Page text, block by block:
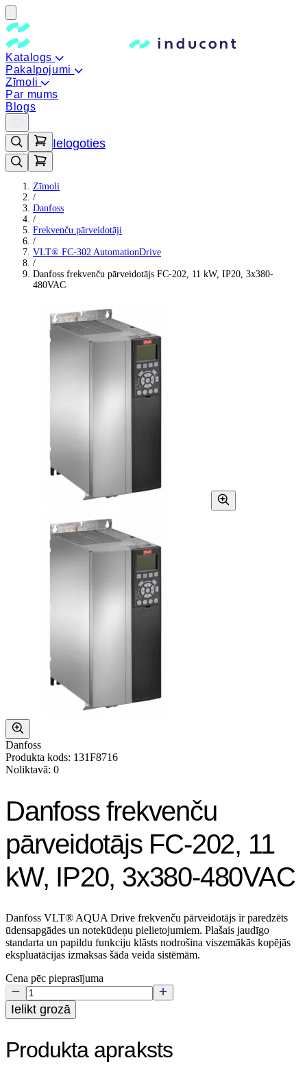
Katalogs
Pakalpojumi
Zīmoli
Par mums
Blogs
Ielogoties
Zīmoli
/
Danfoss
/
Frekvenču pārveidotāji
/
VLT® FC-302 AutomationDrive
/
Danfoss frekvenču pārveidotājs FC-202, 11 kW, IP20, 3x380-
480VAC
Danfoss
Produkta kods: 131F8716
Noliktavā: 0
Danfoss frekvenču
pārveidotājs FC-202, 11
kW, IP20, 3x380-480VAC
Danfoss VLT® AQUA Drive frekvenču pārveidotājs ir paredzēts
ūdensapgādes un notekūdeņu pielietojumiem. Plašais jaudīgo
standarta un papildu funkciju klāsts nodrošina viszemākās kopējās
ekspluatācijas izmaksas šāda veida sistēmām.
Cena pēc pieprasījuma
Ielikt grozā
Produkta apraksts